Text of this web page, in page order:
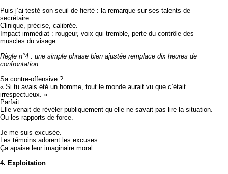
Puis j’ai testé son seuil de fierté : la remarque sur ses talents de
secrétaire.
Clinique, précise, calibrée.
Impact immédiat : rougeur, voix qui tremble, perte du contrôle des
muscles du visage.
Règle n°4 : une simple phrase bien ajustée remplace dix heures de
confrontation.
Sa contre-offensive ?
« Si tu avais été un homme, tout le monde aurait vu que c’était
irrespectueux. »
Parfait.
Elle venait de révéler publiquement qu’elle ne savait pas lire la situation.
Ou les rapports de force.
Je me suis excusée.
Les témoins adorent les excuses.
Ça apaise leur imaginaire moral.
4. Exploitation